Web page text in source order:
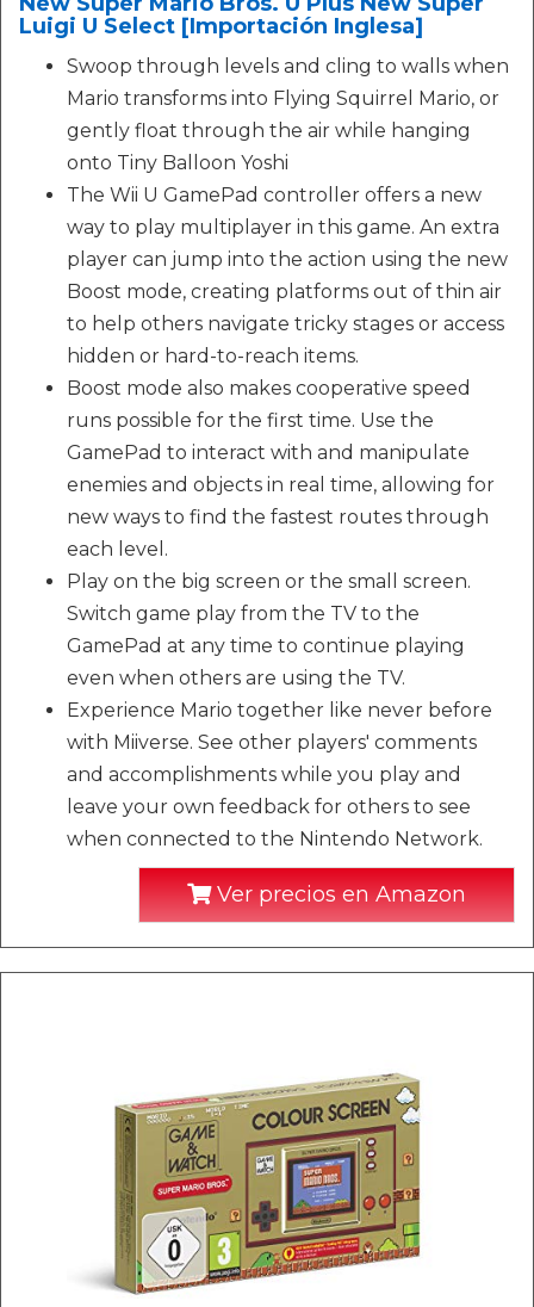
Luigi U Select [Importación Inglesa]
Swoop through levels and cling to walls when
Mario transforms into Flying Squirrel Mario, or
gently float through the air while hanging
onto Tiny Balloon Yoshi
The Wii U GamePad controller offers a new
way to play multiplayer in this game. An extra
player can jump into the action using the new
Boost mode, creating platforms out of thin air
to help others navigate tricky stages or access
hidden or hard-to-reach items.
Boost mode also makes cooperative speed
runs possible for the first time. Use the
GamePad to interact with and manipulate
enemies and objects in real time, allowing for
new ways to find the fastest routes through
each level.
Play on the big screen or the small screen.
Switch game play from the TV to the
GamePad at any time to continue playing
even when others are using the TV.
Experience Mario together like never before
with Miiverse. See other players' comments
and accomplishments while you play and
leave your own feedback for others to see
when connected to the Nintendo Network.
Ver precios en Amazon